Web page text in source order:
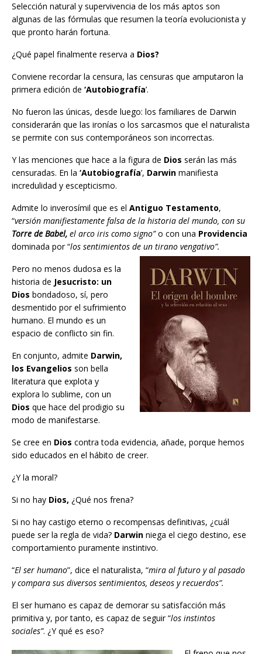
Selección natural y supervivencia de los más aptos son
algunas de las fórmulas que resumen la teoría evolucionista y
que pronto harán fortuna.
¿Qué papel finalmente reserva a Dios?
Conviene recordar la censura, las censuras que amputaron la
primera edición de ‘Autobiografía’.
No fueron las únicas, desde luego: los familiares de Darwin
considerarán que las ironías o los sarcasmos que el naturalista
se permite con sus contemporáneos son incorrectas.
Y las menciones que hace a la figura de Dios serán las más
censuradas. En la ‘Autobiografía’, Darwin manifiesta
incredulidad y escepticismo.
Admite lo inverosímil que es el Antiguo Testamento,
“versión manifiestamente falsa de la historia del mundo, con su
Torre de Babel, el arco iris como signo”o con una Providencia
dominada por “los sentimientos de un tirano vengativo”.
Pero no menos dudosa es la
historia de Jesucristo: un
Dios bondadoso, sí, pero
desmentido por el sufrimiento
humano. El mundo es un
espacio de conflicto sin fin.
En conjunto, admite Darwin,
los Evangelios son bella
literatura que explota y
explora lo sublime, con un
Dios que hace del prodigio su
modo de manifestarse.
Se cree en Dios contra toda evidencia, añade, porque hemos
sido educados en el hábito de creer.
¿Y la moral?
Si no hay Dios, ¿Qué nos frena?
Si no hay castigo eterno o recompensas definitivas, ¿cuál
puede ser la regla de vida? Darwin niega el ciego destino, ese
comportamiento puramente instintivo.
“El ser humano”, dice el naturalista, “mira al futuro y al pasado
y compara sus diversos sentimientos, deseos y recuerdos”.
El ser humano es capaz de demorar su satisfacción más
primitiva y, por tanto, es capaz de seguir “los instintos
sociales”. ¿Y qué es eso?